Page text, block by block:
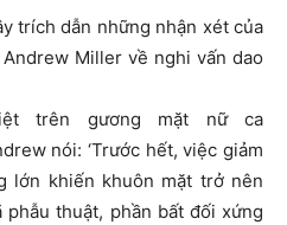
trích dẫn những nhận xét của
Miller về nghi vấn dao
trên gương mặt nữ ca
nói: ‘Trước hết, việc giảm
lớn khiến khuôn mặt trở nên
thuật, phần bất đối xứng